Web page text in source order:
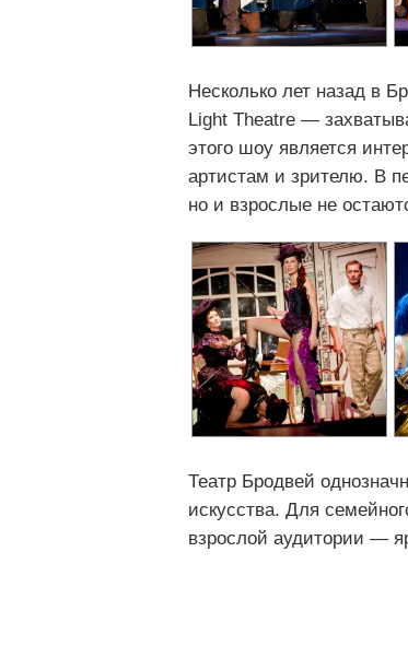
Несколько лет назад в
Light Theatre —
этого шоу является
артистам и зрителю. В
но и взрослые не
Театр Бродвей
искусства. Для
взрослой аудитории —